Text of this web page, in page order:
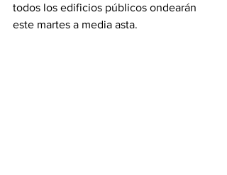
todos los edificios públicos ondearán
este martes a media asta.